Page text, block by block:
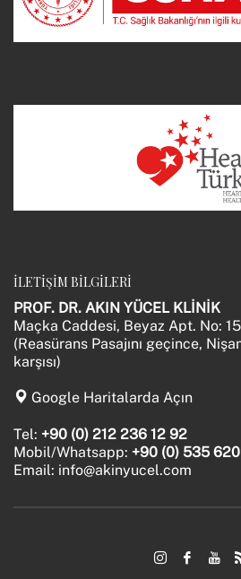
İLETİŞİM BİLGİLERİ
PROF. DR. AKIN YÜCEL KLİNİK
Maçka Caddesi, Beyaz Apt. No:
(Reasürans Pasajını geçince,
karşısı)
Google Haritalarda Açın
Tel: +90 (0) 212 236 12 92
Mobil/Whatsapp: +90 (0) 535 620
Email: info@akinyucel.com